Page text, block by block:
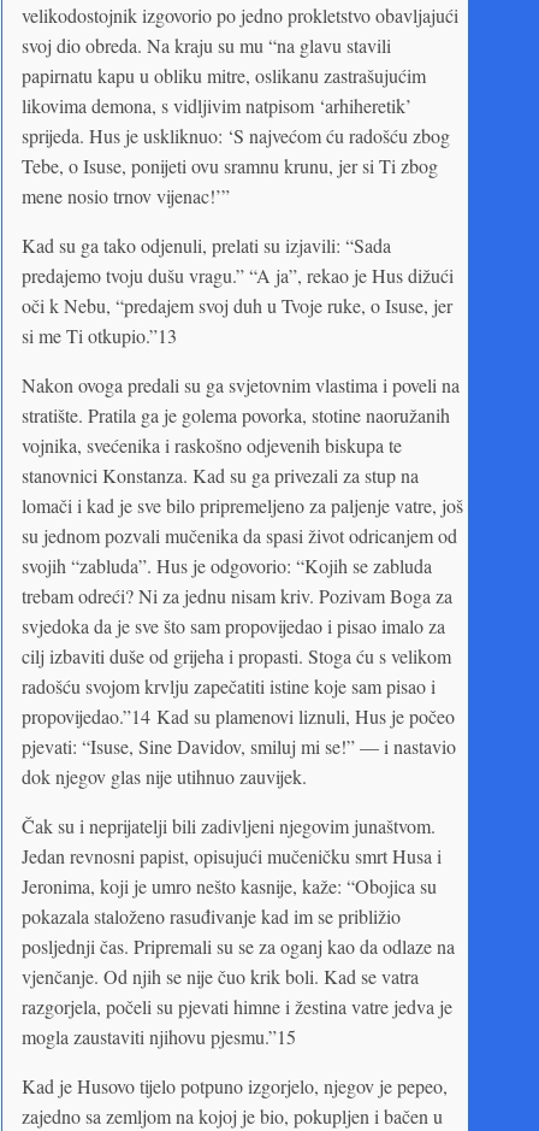
velikodostojnik izgovorio po jedno prokletstvo obavljajući
svoj dio obreda. Na kraju su mu “na glavu stavili
papirnatu kapu u obliku mitre, oslikanu zastrašujućim
likovima demona, s vidljivim natpisom ‘arhiheretik’
sprijeda. Hus je uskliknuo: ‘S najvećom ću radošću zbog
Tebe, o Isuse, ponijeti ovu sramnu krunu, jer si Ti zbog
mene nosio trnov vijenac!’”
Kad su ga tako odjenuli, prelati su izjavili: “Sada
predajemo tvoju dušu vragu.” “A ja”, rekao je Hus dižući
oči k Nebu, “predajem svoj duh u Tvoje ruke, o Isuse, jer
si me Ti otkupio.”13
Nakon ovoga predali su ga svjetovnim vlastima i poveli na
stratište. Pratila ga je golema povorka, stotine naoružanih
vojnika, svećenika i raskošno odjevenih biskupa te
stanovnici Konstanza. Kad su ga privezali za stup na
lomači i kad je sve bilo pripremeljeno za paljenje vatre, još
su jednom pozvali mučenika da spasi život odricanjem od
svojih “zabluda”. Hus je odgovorio: “Kojih se zabluda
trebam odreći? Ni za jednu nisam kriv. Pozivam Boga za
svjedoka da je sve što sam propovijedao i pisao imalo za
cilj izbaviti duše od grijeha i propasti. Stoga ću s velikom
radošću svojom krvlju zapečatiti istine koje sam pisao i
propovijedao.”14 Kad su plamenovi liznuli, Hus je počeo
pjevati: “Isuse, Sine Davidov, smiluj mi se!” — i nastavio
dok njegov glas nije utihnuo zauvijek.
Čak su i neprijatelji bili zadivljeni njegovim junaštvom.
Jedan revnosni papist, opisujući mučeničku smrt Husa i
Jeronima, koji je umro nešto kasnije, kaže: “Obojica su
pokazala staloženo rasuđivanje kad im se približio
posljednji čas. Pripremali su se za oganj kao da odlaze na
vjenčanje. Od njih se nije čuo krik boli. Kad se vatra
razgorjela, počeli su pjevati himne i žestina vatre jedva je
mogla zaustaviti njihovu pjesmu.”15
Kad je Husovo tijelo potpuno izgorjelo, njegov je pepeo,
zajedno sa zemljom na kojoj je bio, pokupljen i bačen u